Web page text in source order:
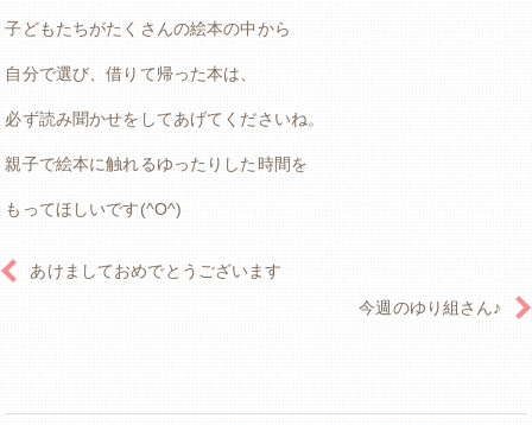
子どもたちがたくさんの絵本の中から
自分で選び、借りて帰った本は、
必ず読み聞かせをしてあげてくださいね。
親子で絵本に触れるゆったりした時間を
もってほしいです(^O^)
あけましておめでとうございます
今週のゆり組さん♪